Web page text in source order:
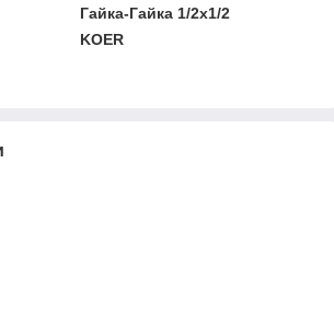
Гайка-Гайка 1/2x1/2
KOER